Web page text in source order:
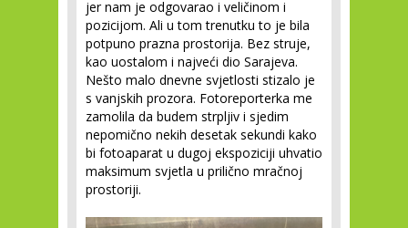
jer nam je odgovarao i veličinom i
pozicijom. Ali u tom trenutku to je bila
potpuno prazna prostorija. Bez struje,
kao uostalom i najveći dio Sarajeva.
Nešto malo dnevne svjetlosti stizalo je
s vanjskih prozora. Fotoreporterka me
zamolila da budem strpljiv i sjedim
nepomično nekih desetak sekundi kako
bi fotoaparat u dugoj ekspoziciji uhvatio
maksimum svjetla u prilično mračnoj
prostoriji.